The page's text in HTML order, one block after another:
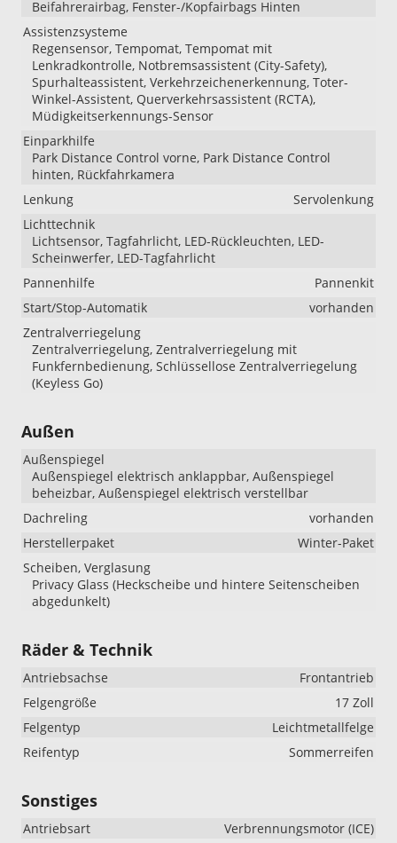
Beifahrerairbag, Fenster-/Kopfairbags Hinten
Assistenzsysteme
Regensensor, Tempomat, Tempomat mit
Lenkradkontrolle, Notbremsassistent (City-Safety),
Spurhalteassistent, Verkehrzeichenerkennung, Toter-
Winkel-Assistent, Querverkehrsassistent (RCTA),
Müdigkeitserkennungs-Sensor
Einparkhilfe
Park Distance Control vorne, Park Distance Control
hinten, Rückfahrkamera
Lenkung
Servolenkung
Lichttechnik
Lichtsensor, Tagfahrlicht, LED-Rückleuchten, LED-
Scheinwerfer, LED-Tagfahrlicht
Pannenhilfe
Pannenkit
Start/Stop-Automatik
vorhanden
Zentralverriegelung
Zentralverriegelung, Zentralverriegelung mit
Funkfernbedienung, Schlüssellose Zentralverriegelung
(Keyless Go)
Außen
Außenspiegel
Außenspiegel elektrisch anklappbar, Außenspiegel
beheizbar, Außenspiegel elektrisch verstellbar
Dachreling
vorhanden
Herstellerpaket
Winter-Paket
Scheiben, Verglasung
Privacy Glass (Heckscheibe und hintere Seitenscheiben
abgedunkelt)
Räder & Technik
Antriebsachse
Frontantrieb
Felgengröße
17 Zoll
Felgentyp
Leichtmetallfelge
Reifentyp
Sommerreifen
Sonstiges
Antriebsart
Verbrennungsmotor (ICE)